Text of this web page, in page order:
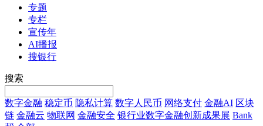
专题
专栏
宣传年
AI播报
搜银行
搜索
数字金融 稳定币 隐私计算 数字人民币 网络支付 金融AI 区块
链 金融云 物联网 金融安全 银行业数字金融创新成果展 Bank